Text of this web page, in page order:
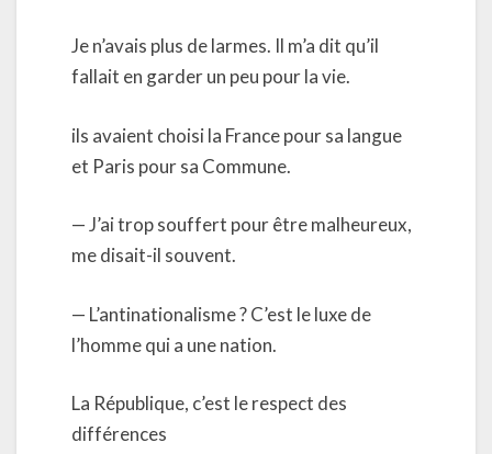
Je n’avais plus de larmes. Il m’a dit qu’il
fallait en garder un peu pour la vie.
ils avaient choisi la France pour sa langue
et Paris pour sa Commune.
— J’ai trop souffert pour être malheureux,
me disait-il souvent.
— L’antinationalisme ? C’est le luxe de
l’homme qui a une nation.
La République, c’est le respect des
différences